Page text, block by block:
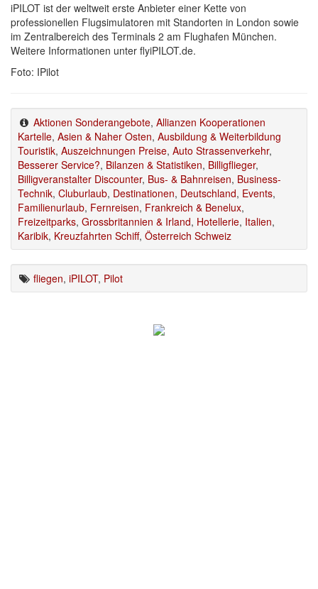
iPILOT ist der weltweit erste Anbieter einer Kette von
professionellen Flugsimulatoren mit Standorten in London sowie
im Zentralbereich des Terminals 2 am Flughafen München.
Weitere Informationen unter flyiPILOT.de.
Foto: IPilot
Aktionen Sonderangebote, Allianzen Kooperationen
Kartelle, Asien & Naher Osten, Ausbildung & Weiterbildung
Touristik, Auszeichnungen Preise, Auto Strassenverkehr,
Besserer Service?, Bilanzen & Statistiken, Billigflieger,
Billigveranstalter Discounter, Bus- & Bahnreisen, Business-
Technik, Cluburlaub, Destinationen, Deutschland, Events,
Familienurlaub, Fernreisen, Frankreich & Benelux,
Freizeitparks, Grossbritannien & Irland, Hotellerie, Italien,
Karibik, Kreuzfahrten Schiff, Österreich Schweiz
fliegen, iPILOT, Pilot